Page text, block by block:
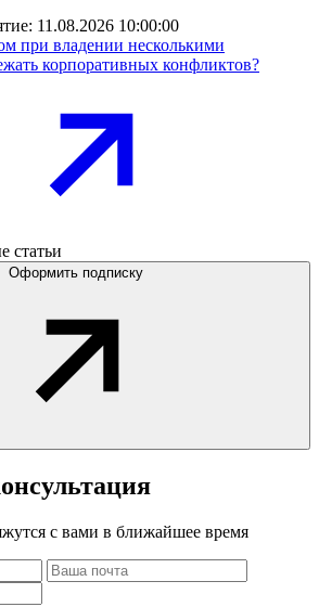
11.08.2026 10:00:00
при владении несколькими
корпоративных конфликтов?
статьи
Оформить подписку
с вами в ближайшее время